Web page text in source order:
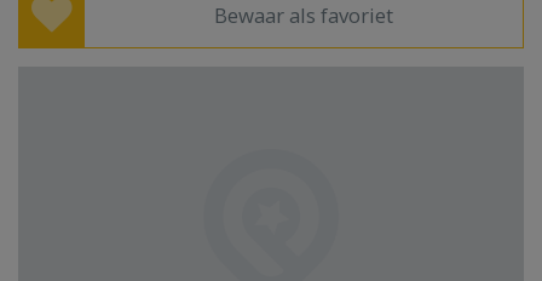
Bewaar als favoriet